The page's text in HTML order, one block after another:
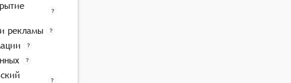
рекламы